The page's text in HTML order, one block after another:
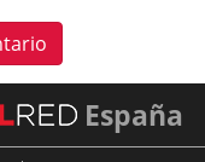
España